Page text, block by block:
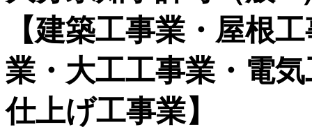
【建築工事業・屋根
業・大工工事業・電
仕上げ工事業】